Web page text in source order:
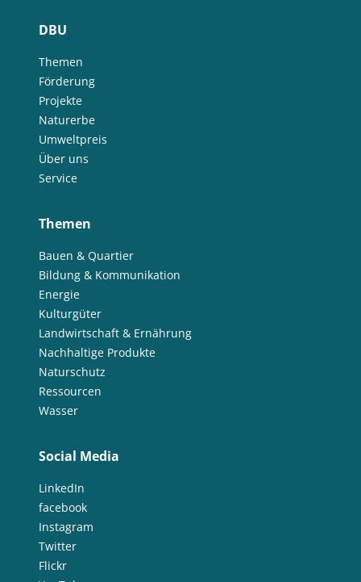
DBU
Themen
Förderung
Projekte
Naturerbe
Umweltpreis
Über uns
Service
Themen
Bauen & Quartier
Bildung & Kommunikation
Energie
Kulturgüter
Landwirtschaft & Ernährung
Nachhaltige Produkte
Naturschutz
Ressourcen
Wasser
Social Media
LinkedIn
facebook
Instagram
Twitter
Flickr